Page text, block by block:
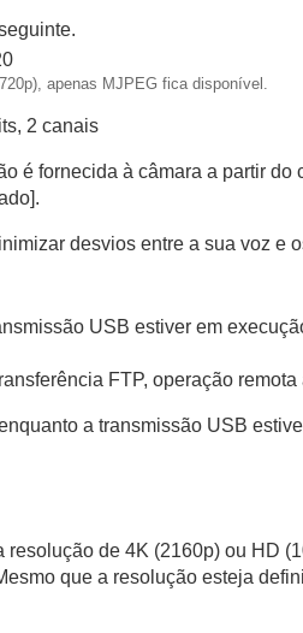
em direto
apenas MJPEG fica disponível.
2 canais
é fornecida à câmara a partir
.
desvios entre a sua voz e
USB estiver em
FTP, operação
a transmissão USB
de 4K (2160p) ou HD
que a resolução esteja